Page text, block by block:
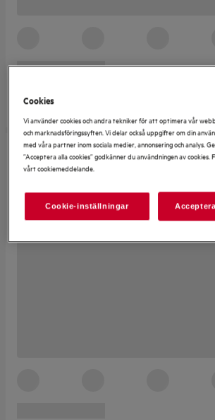
Cookies
Vi använder cookies och andra tekniker för att optimera vår
och marknadsföringssyften. Vi delar också uppgifter om din
med våra partner inom sociala medier, annonsering och analys.
”Acceptera alla cookies” godkänner du användningen av cookies.
vårt cookiemeddelande.
Cookie-inställningar